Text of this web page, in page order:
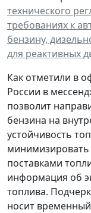
технического
требованиях к
бензину,
для реактивных
Как отметили в
России в
позволит
бензина на
устойчивость
минимизировать
поставками
информация об
топлива.
носит временный